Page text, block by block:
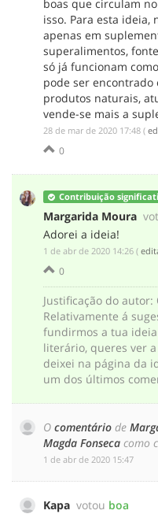
boas que circulam
isso. Para esta ideia,
apenas em
superalimentos,
só já funcionam
pode ser encontrado
produtos naturais,
vende-se mais a
‎28 de mar de 2020 17:48 (
0
Contribuição
Margarida Moura
Adorei a ideia!
‎1 de abr de 2020 14:26 (
0
Justificação do autor:
Relativamente á
fundirmos a tua
literário, queres ver
deixei na página da
um dos últimos
O comentário de
Magda Fonseca como
‎1 de abr de 2020 15:47
Kapa votou boa